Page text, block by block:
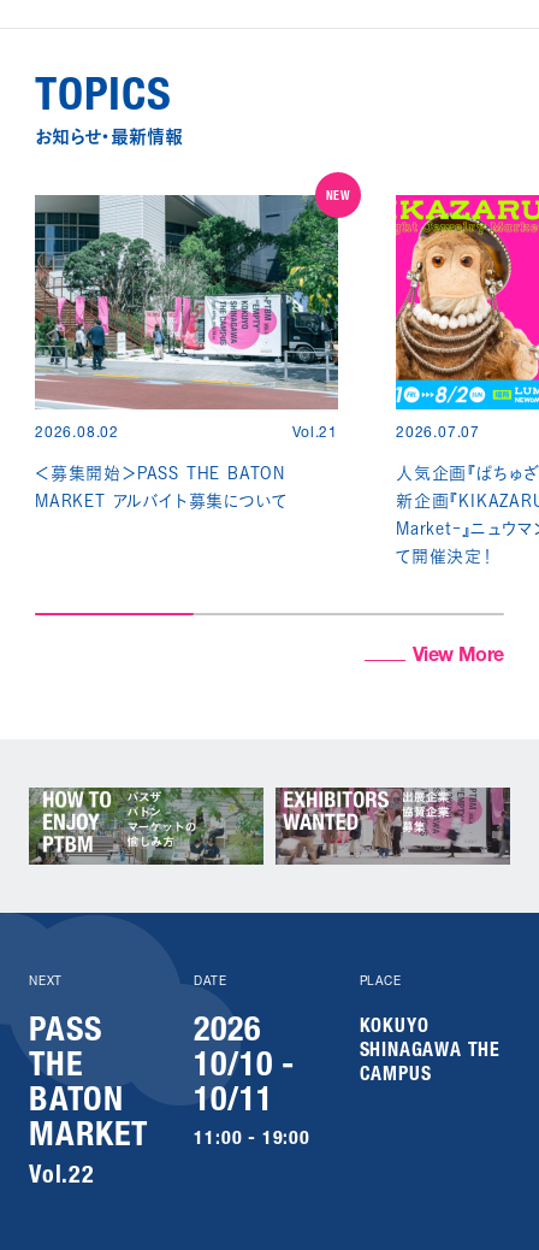
TOPICS
お知らせ・最新情報
View More
NEW
2026.08.02 Vol.21
＜募集開始＞PASS THE BATON
MARKET アルバイト募集について
2026.07.07
人気企画『ぱちゅ
新企画『
Market-』ニュウ
て開催決定！
NEXT
PASS
THE
BATON
MARKET
Vol.22
DATE
2026
10/10 -
10/11
11:00 - 19:00
PLACE
KOKUYO
SHINAGAWA THE
CAMPUS